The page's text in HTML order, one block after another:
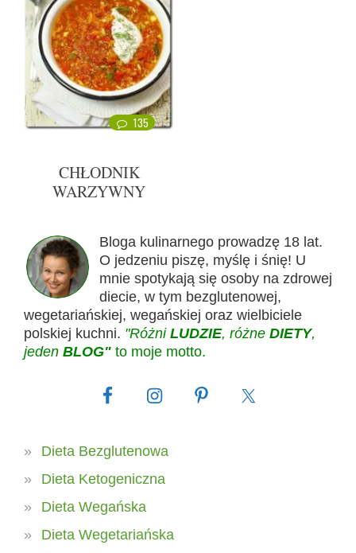
135
CHŁODNIK
WARZYWNY
Bloga kulinarnego prowadzę 18 lat.
O jedzeniu piszę, myślę i śnię! U
mnie spotykają się osoby na zdrowej
diecie, w tym bezglutenowej,
wegetariańskiej, wegańskiej oraz wielbiciele
polskiej kuchni. "Różni LUDZIE, różne DIETY,
jeden BLOG" to moje motto.
Dieta Bezglutenowa
Dieta Ketogeniczna
Dieta Wegańska
Dieta Wegetariańska